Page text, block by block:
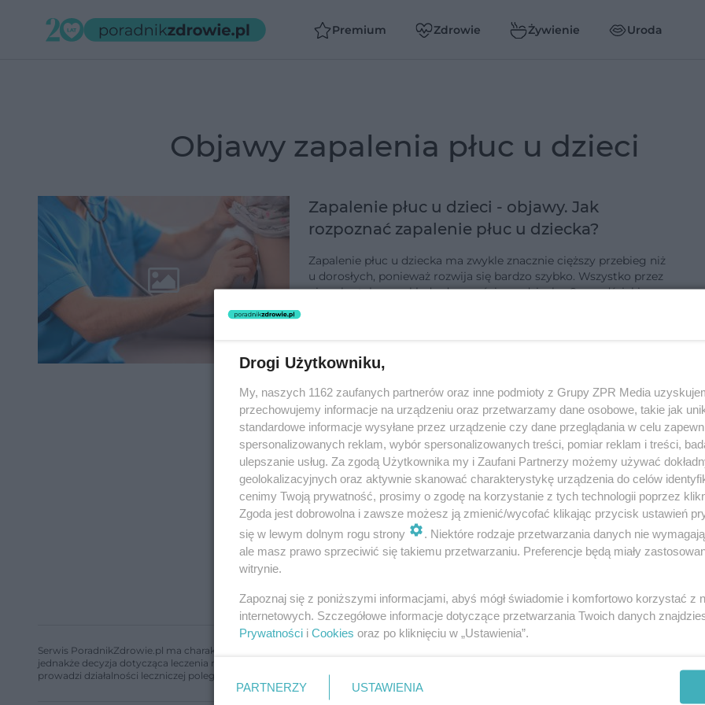
Premium Zdrowie Żywienie Uroda
objawy zapalenia płuc u dzieci
Zapalenie płuc u dzieci - objawy. Jak
rozpoznać zapalenie płuc u dziecka?
Zapalenie płuc u dziecka ma zwykle znacznie cięższy przebieg niż
u dorosłych, ponieważ rozwija się bardzo szybko. Wszystko przez
niewykształcony układ odpornościowy dziecka. Sprawdź, jakie są
Serwis PoradnikZdrowie.pl ma charakter edukacyjny, nie stanowi i nie zastępuje porady lekarskiej. Redakcja serwisu dokłada wszelkich
jednakże decyzja dotycząca leczenia należy do lekarza. Redakcja i wydawca serwisu nie ponoszą odpowiedzialności wynikającej z
prowadzi działalności leczniczej polegającej na udzielaniu świadczeń zdrowotnych w rozumieniu art. 3 ust 1 ustawy o działalności leczniczej.
Drogi Użytkowniku,
My, naszych 1162 zaufanych partnerów oraz inne podmioty z Grupy ZPR Media
przechowujemy informacje na urządzeniu oraz przetwarzamy dane osobowe, takie jak
standardowe informacje wysyłane przez urządzenie czy dane przeglądania w celu
spersonalizowanych reklam, wybór spersonalizowanych treści, pomiar reklam i treści,
ulepszanie usług. Za zgodą Użytkownika my i Zaufani Partnerzy możemy używać
geolokalizacyjnych oraz aktywnie skanować charakterystykę urządzenia do celów
cenimy Twoją prywatność, prosimy o zgodę na korzystanie z tych technologii poprzez
Zgoda jest dobrowolna i zawsze możesz ją zmienić/wycofać klikając przycisk ustawień
się w lewym dolnym rogu strony
. Niektóre rodzaje przetwarzania danych nie
ale masz prawo sprzeciwić się takiemu przetwarzaniu. Preferencje będą miały
witrynie.
Zapoznaj się z poniższymi informacjami, abyś mógł świadomie i komfortowo korzystać z
internetowych. Szczegółowe informacje dotyczące przetwarzania Twoich danych
Prywatności i Cookies oraz po kliknięciu w „Ustawienia”.
PARTNERZY USTAWIENIA